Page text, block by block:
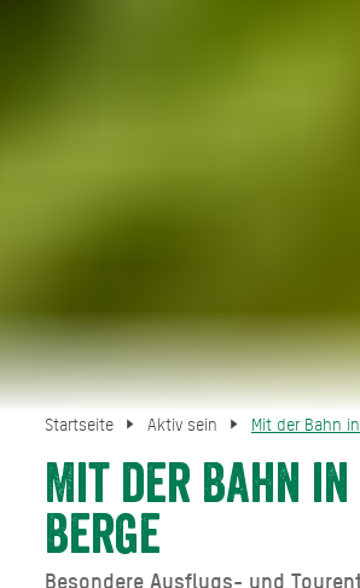
Startseite Aktiv sein Mit der Bahn
Mit der Bahn in
Berge
Besondere Ausflugs- und